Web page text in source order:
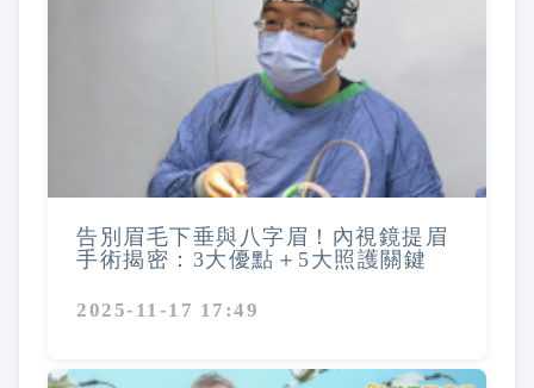
告別眉毛下垂與八字眉！內視鏡提眉
手術揭密：3大優點＋5大照護關鍵
2025-11-17 17:49